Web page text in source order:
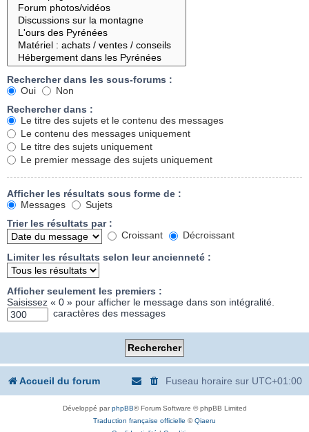
Rechercher dans les sous-forums :
Oui
Non
Rechercher dans :
Le titre des sujets et le contenu des messages
Le contenu des messages uniquement
Le titre des sujets uniquement
Le premier message des sujets uniquement
Afficher les résultats sous forme de :
Messages
Sujets
Trier les résultats par :
Croissant
Décroissant
Limiter les résultats selon leur ancienneté :
Afficher seulement les premiers :
Saisissez « 0 » pour afficher le message dans son intégralité.
caractères des messages
Accueil du forum Fuseau horaire sur UTC+01:00
Développé parphpBB® Forum Software © phpBB Limited
Traduction française officielle ©Qiaeru